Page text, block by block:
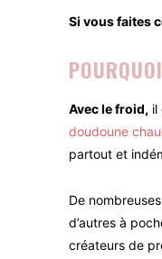
Si vous faites
Avec le froid, il
doudoune
partout et
De
d’autres à
créateurs de